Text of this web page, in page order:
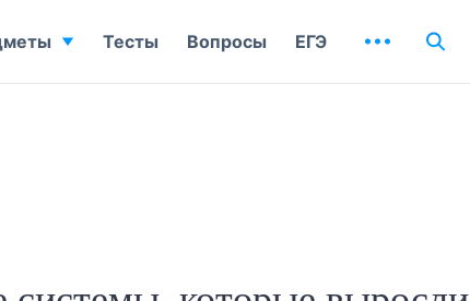
Тесты Вопросы ЕГЭ